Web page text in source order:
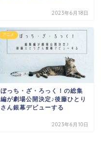
2023年6月18日
アニメ
ぼっち・ざ・ろっく！の総集
編が劇場公開決定♪後藤ひとり
さん銀幕デビューする
2023年6月10日